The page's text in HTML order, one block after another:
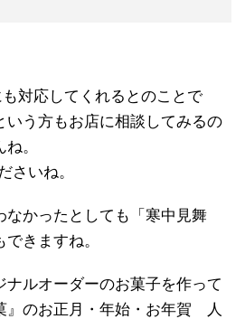
対応してくれるとのことで
いう方もお店に相談してみるの
。
さいね。
なかったとしても「寒中見舞
きますね。
ナルオーダーのお菓子を作って
のお正月・年始・お年賀 人